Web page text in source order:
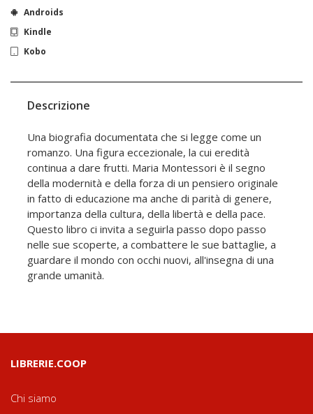
Androids
Kindle
Kobo
Descrizione
Una biografia documentata che si legge come un
romanzo. Una figura eccezionale, la cui eredità
continua a dare frutti. Maria Montessori è il segno
della modernità e della forza di un pensiero originale
in fatto di educazione ma anche di parità di genere,
importanza della cultura, della libertà e della pace.
Questo libro ci invita a seguirla passo dopo passo
nelle sue scoperte, a combattere le sue battaglie, a
guardare il mondo con occhi nuovi, all'insegna di una
grande umanità.
LIBRERIE.COOP
Chi siamo